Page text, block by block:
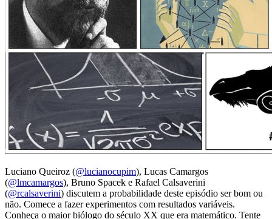
Luciano Queiroz (@lucianocupim), Lucas Camargos
(@lmcamargos), Bruno Spacek e Rafael Calsaverini
(@rcalsaverini) discutem a probabilidade deste episódio ser bom ou
não. Comece a fazer experimentos com resultados variáveis.
Conheça o maior biólogo do século XX que era matemático. Tente